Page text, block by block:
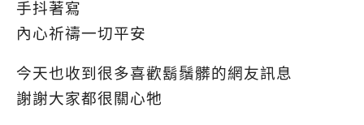
手抖著寫
內心祈禱一切平安
今天也收到很多喜歡鬍鬚髒的網友訊息
謝謝大家都很關心牠